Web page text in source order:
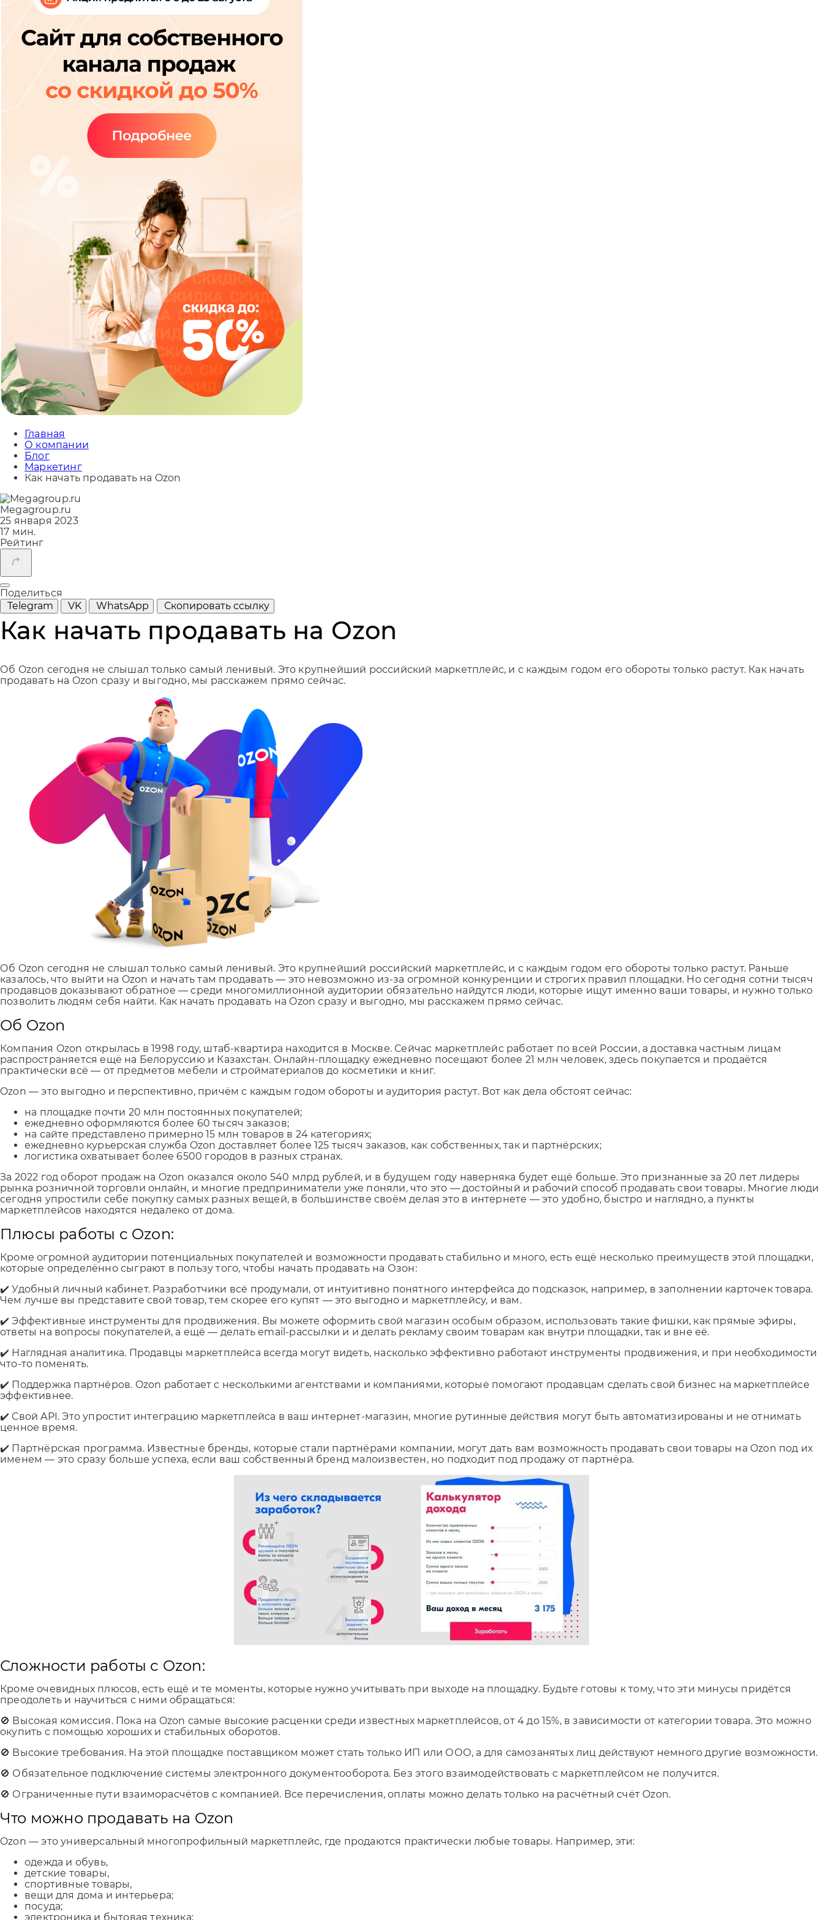
Главная
О компании
Блог
Маркетинг
Как начать продавать на Ozon
Megagroup.ru
25 января 2023
17 мин.
Рейтинг
Поделиться
Telegram
VK WhatsApp Скопировать ссылку
Как начать продавать на Ozon
Об Ozon сегодня не слышал только самый ленивый. Это крупнейший российский маркетплейс, и с каждым годом его обороты только растут. Как начать
продавать на Ozon сразу и выгодно, мы расскажем прямо сейчас.
Об Ozon сегодня не слышал только самый ленивый. Это крупнейший российский маркетплейс, и с каждым годом его обороты только растут. Раньше
казалось, что выйти на Ozon и начать там продавать — это невозможно из-за огромной конкуренции и строгих правил площадки. Но сегодня сотни тысяч
продавцов доказывают обратное — среди многомиллионной аудитории обязательно найдутся люди, которые ищут именно ваши товары, и нужно только
позволить людям себя найти. Как начать продавать на Ozon сразу и выгодно, мы расскажем прямо сейчас.
Об Ozon
Компания Ozon открылась в 1998 году, штаб-квартира находится в Москве. Сейчас маркетплейс работает по всей России, а доставка частным лицам
распространяется ещё на Белоруссию и Казахстан. Онлайн-площадку ежедневно посещают более 21 млн человек, здесь покупается и продаётся
практически всё — от предметов мебели и стройматериалов до косметики и книг.
Ozon — это выгодно и перспективно, причём с каждым годом обороты и аудитория растут. Вот как дела обстоят сейчас:
на площадке почти 20 млн постоянных покупателей;
ежедневно оформляются более 60 тысяч заказов;
на сайте представлено примерно 15 млн товаров в 24 категориях;
ежедневно курьерская служба Ozon доставляет более 125 тысяч заказов, как собственных, так и партнёрских;
логистика охватывает более 6500 городов в разных странах.
За 2022 год оборот продаж на Ozon оказался около 540 млрд рублей, и в будущем году наверняка будет ещё больше. Это признанные за 20 лет лидеры
рынка розничной торговли онлайн, и многие предприниматели уже поняли, что это — достойный и рабочий способ продавать свои товары. Многие люди
сегодня упростили себе покупку самых разных вещей, в большинстве своём делая это в интернете — это удобно, быстро и наглядно, а пункты
маркетплейсов находятся недалеко от дома.
Плюсы работы с Ozon:
Кроме огромной аудитории потенциальных покупателей и возможности продавать стабильно и много, есть ещё несколько преимуществ этой площадки,
которые определённо сыграют в пользу того, чтобы начать продавать на Озон:
✔️ Удобный личный кабинет. Разработчики всё продумали, от интуитивно понятного интерфейса до подсказок, например, в заполнении карточек товара.
Чем лучше вы представите свой товар, тем скорее его купят — это выгодно и маркетплейсу, и вам.
✔️ Эффективные инструменты для продвижения. Вы можете оформить свой магазин особым образом, использовать такие фишки, как прямые эфиры,
ответы на вопросы покупателей, а ещё — делать email-рассылки и и делать рекламу своим товарам как внутри площадки, так и вне её.
✔️ Наглядная аналитика. Продавцы маркетплейса всегда могут видеть, насколько эффективно работают инструменты продвижения, и при необходимости
что-то поменять.
✔️ Поддержка партнёров. Ozon работает с несколькими агентствами и компаниями, которые помогают продавцам сделать свой бизнес на маркетплейсе
эффективнее.
✔️ Свой API. Это упростит интеграцию маркетплейса в ваш интернет-магазин, многие рутинные действия могут быть автоматизированы и не отнимать
ценное время.
✔️ Партнёрская программа. Известные бренды, которые стали партнёрами компании, могут дать вам возможность продавать свои товары на Ozon под их
именем — это сразу больше успеха, если ваш собственный бренд малоизвестен, но подходит под продажу от партнёра.
Сложности работы с Ozon:
Кроме очевидных плюсов, есть ещё и те моменты, которые нужно учитывать при выходе на площадку. Будьте готовы к тому, что эти минусы придётся
преодолеть и научиться с ними обращаться:
🚫 Высокая комиссия. Пока на Ozon самые высокие расценки среди известных маркетплейсов, от 4 до 15%, в зависимости от категории товара. Это можно
окупить с помощью хороших и стабильных оборотов.
🚫 Высокие требования. На этой площадке поставщиком может стать только ИП или ООО, а для самозанятых лиц действуют немного другие возможности.
🚫 Обязательное подключение системы электронного документооборота. Без этого взаимодействовать с маркетплейсом не получится.
🚫 Ограниченные пути взаиморасчётов с компанией. Все перечисления, оплаты можно делать только на расчётный счёт Ozon.
Что можно продавать на Ozon
Ozon — это универсальный многопрофильный маркетплейс, где продаются практически любые товары. Например, эти:
одежда и обувь,
детские товары,
спортивные товары,
вещи для дома и интерьера;
посуда;
электроника и бытовая техника;
Отправляя форму, Вы принимаете